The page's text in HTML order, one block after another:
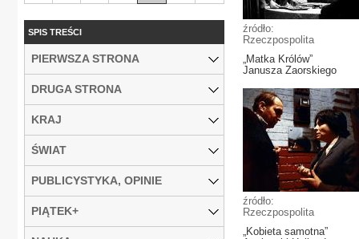
źródło:
Rzeczpospolita
„Matka Królów”
Janusza Zaorskiego
źródło:
Rzeczpospolita
„Kobieta samotna”
SPIS TREŚCI
PIERWSZA STRONA
DRUGA STRONA
KRAJ
ŚWIAT
PUBLICYSTYKA, OPINIE
PIĄTEK+